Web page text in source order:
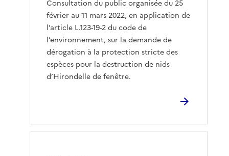
Consultation du public organisée du 25
février au 11 mars 2022, en application de
l’article L.123-19-2 du code de
l’environnement, sur la demande de
dérogation à la protection stricte des
espèces pour la destruction de nids
d’Hirondelle de fenêtre.